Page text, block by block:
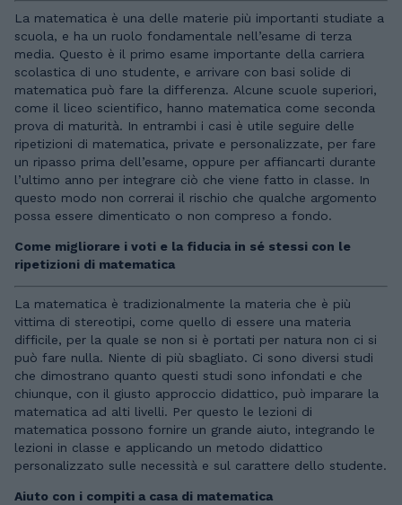
La matematica è una delle materie più importanti studiate a
scuola, e ha un ruolo fondamentale nell’esame di terza
media. Questo è il primo esame importante della carriera
scolastica di uno studente, e arrivare con basi solide di
matematica può fare la differenza. Alcune scuole superiori,
come il liceo scientifico, hanno matematica come seconda
prova di maturità. In entrambi i casi è utile seguire delle
ripetizioni di matematica, private e personalizzate, per fare
un ripasso prima dell’esame, oppure per affiancarti durante
l’ultimo anno per integrare ciò che viene fatto in classe. In
questo modo non correrai il rischio che qualche argomento
possa essere dimenticato o non compreso a fondo.
Come migliorare i voti e la fiducia in sé stessi con le
ripetizioni di matematica
La matematica è tradizionalmente la materia che è più
vittima di stereotipi, come quello di essere una materia
difficile, per la quale se non si è portati per natura non ci si
può fare nulla. Niente di più sbagliato. Ci sono diversi studi
che dimostrano quanto questi studi sono infondati e che
chiunque, con il giusto approccio didattico, può imparare la
matematica ad alti livelli. Per questo le lezioni di
matematica possono fornire un grande aiuto, integrando le
lezioni in classe e applicando un metodo didattico
personalizzato sulle necessità e sul carattere dello studente.
Aiuto con i compiti a casa di matematica